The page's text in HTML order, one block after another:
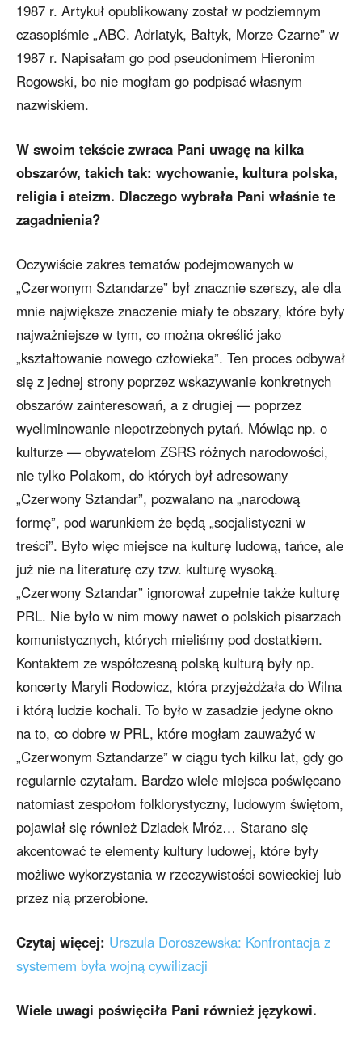
1987 r. Artykuł opublikowany został w podziemnym
czasopiśmie „ABC. Adriatyk, Bałtyk, Morze Czarne” w
1987 r. Napisałam go pod pseudonimem Hieronim
Rogowski, bo nie mogłam go podpisać własnym
nazwiskiem.
W swoim tekście zwraca Pani uwagę na kilka
obszarów, takich tak: wychowanie, kultura polska,
religia i ateizm. Dlaczego wybrała Pani właśnie te
zagadnienia?
Oczywiście zakres tematów podejmowanych w
„Czerwonym Sztandarze” był znacznie szerszy, ale dla
mnie największe znaczenie miały te obszary, które były
najważniejsze w tym, co można określić jako
„kształtowanie nowego człowieka”. Ten proces odbywał
się z jednej strony poprzez wskazywanie konkretnych
obszarów zainteresowań, a z drugiej — poprzez
wyeliminowanie niepotrzebnych pytań. Mówiąc np. o
kulturze — obywatelom ZSRS różnych narodowości,
nie tylko Polakom, do których był adresowany
„Czerwony Sztandar”, pozwalano na „narodową
formę”, pod warunkiem że będą „socjalistyczni w
treści”. Było więc miejsce na kulturę ludową, tańce, ale
już nie na literaturę czy tzw. kulturę wysoką.
„Czerwony Sztandar” ignorował zupełnie także kulturę
PRL. Nie było w nim mowy nawet o polskich pisarzach
komunistycznych, których mieliśmy pod dostatkiem.
Kontaktem ze współczesną polską kulturą były np.
koncerty Maryli Rodowicz, która przyjeżdżała do Wilna
i którą ludzie kochali. To było w zasadzie jedyne okno
na to, co dobre w PRL, które mogłam zauważyć w
„Czerwonym Sztandarze” w ciągu tych kilku lat, gdy go
regularnie czytałam. Bardzo wiele miejsca poświęcano
natomiast zespołom folklorystyczny, ludowym świętom,
pojawiał się również Dziadek Mróz… Starano się
akcentować te elementy kultury ludowej, które były
możliwe wykorzystania w rzeczywistości sowieckiej lub
przez nią przerobione.
Czytaj więcej: Urszula Doroszewska: Konfrontacja z
systemem była wojną cywilizacji
Wiele uwagi poświęciła Pani również językowi.